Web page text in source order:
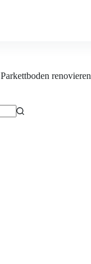
Parkettboden renovieren